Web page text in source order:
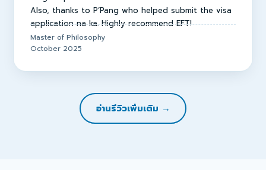
Also, thanks to P’Pang who helped submit the visa
application na ka. Highly recommend EFT!
Master of Philosophy
October 2025
อ่านรีวิวเพิ่มเติม →